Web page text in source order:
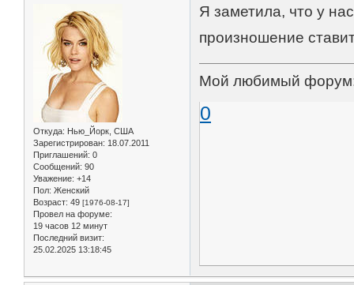
Откуда: Нью_Йорк, США
Зарегистрирован: 18.07.2011
Приглашений: 0
Сообщений: 90
Уважение: +14
Пол: Женский
Возраст: 49 [1976-08-17]
Провел на форуме:
19 часов 12 минут
Последний визит:
25.02.2025 13:18:45
Я заметила, что у
произношение
Мой любимый
0